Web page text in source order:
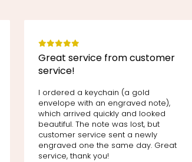
Great service from customer
service!
I ordered a keychain (a gold
envelope with an engraved note),
which arrived quickly and looked
beautiful. The note was lost, but
customer service sent a newly
engraved one the same day. Great
service, thank you!